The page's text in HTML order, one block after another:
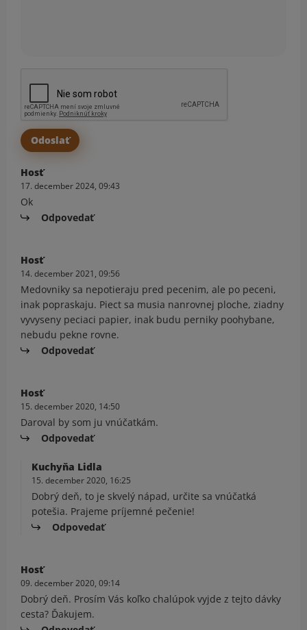
Hosť
17. december 2024, 09:43
Ok
Odpovedať
Hosť
14. december 2021, 09:56
Medovniky sa nepotieraju pred pecenim, ale po peceni,
inak popraskaju. Piect sa musia nanrovnej ploche, ziadny
vyvyseny peciaci papier, inak budu perniky poohybane,
nebudu pekne rovne.
Odpovedať
Hosť
15. december 2020, 14:50
Daroval by som ju vnúčatkám.
Odpovedať
Kuchyňa Lidla
15. december 2020, 16:25
Dobrý deň, to je skvelý nápad, určite sa vnúčatká
potešia. Prajeme príjemné pečenie!
Odpovedať
Hosť
09. december 2020, 09:14
Dobrý deň. Prosím Vás koľko chalúpok vyjde z tejto dávky
cesta? Ďakujem.